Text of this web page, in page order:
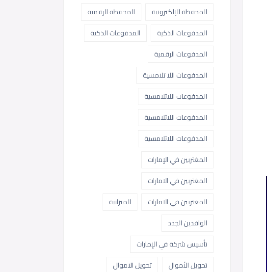
المحفظة الإلكترونية
المحفظة الرقمية
المدفوعات الذكية
المدفوعات الذكية
المدفوعات الرقمية
المدفوعات اللا تلامسية
المدفوعات اللاتلامسية
المدفوعات اللاتلامسية
المدفوعات اللاتلامسية
المغتربين في الإمارات
المغتربين في الامارات
المغتربين في الامارات
الميزانية
الوافدين الجدد
تأسيس شركة في الإمارات
تحويل الأموال
تحويل الاموال